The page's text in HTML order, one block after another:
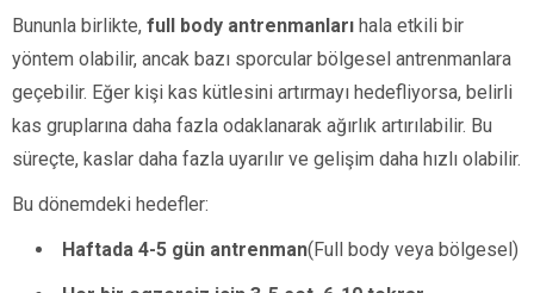
Bununla birlikte, full body antrenmanları hala etkili bir
yöntem olabilir, ancak bazı sporcular bölgesel antrenmanlara
geçebilir. Eğer kişi kas kütlesini artırmayı hedefliyorsa, belirli
kas gruplarına daha fazla odaklanarak ağırlık artırılabilir. Bu
süreçte, kaslar daha fazla uyarılır ve gelişim daha hızlı olabilir.
Bu dönemdeki hedefler:
Haftada 4-5 gün antrenman(Full body veya bölgesel)